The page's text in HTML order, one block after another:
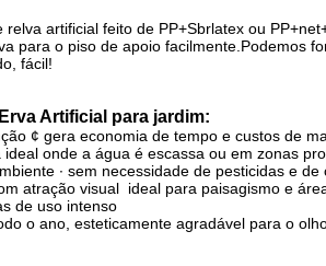
relva artificial feito de PP+Sbrlatex ou
para o piso de apoio facilmente.Podemos
fácil!
Artificial para jardim:
¢ gera economia de tempo e custos de
onde a água é escassa ou em zonas
∙ sem necessidade de pesticidas e de
atração visual ️ ideal para paisagismo e
de uso intenso
o ano, esteticamente agradável para o